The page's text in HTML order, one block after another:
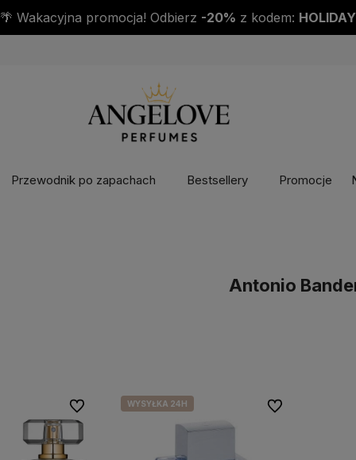
DO KAŻDEJ PACZKI PRÓBKA PERFUM
Przewodnik po zapachach Bestsellery Promocje
Antonio
Do ulubionychWYSYŁKA 24H Do ulubionych